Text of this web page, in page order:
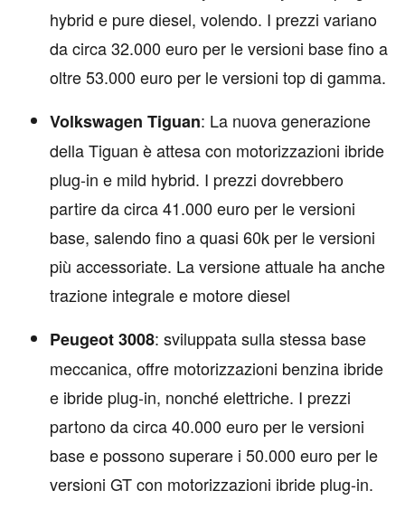
hybrid e pure diesel, volendo. I prezzi variano
da circa 32.000 euro per le versioni base fino a
oltre 53.000 euro per le versioni top di gamma.
Volkswagen Tiguan: La nuova generazione
della Tiguan è attesa con motorizzazioni ibride
plug-in e mild hybrid. I prezzi dovrebbero
partire da circa 41.000 euro per le versioni
base, salendo fino a quasi 60k per le versioni
più accessoriate. La versione attuale ha anche
trazione integrale e motore diesel
Peugeot 3008: sviluppata sulla stessa base
meccanica, offre motorizzazioni benzina ibride
e ibride plug-in, nonché elettriche. I prezzi
partono da circa 40.000 euro per le versioni
base e possono superare i 50.000 euro per le
versioni GT con motorizzazioni ibride plug-in.